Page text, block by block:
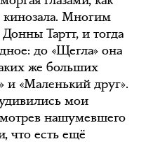
Многим
Тартт, и тогда
до «Щегла» она
же больших
и «Маленький друг».
мои
нашумевшего
что есть ещё